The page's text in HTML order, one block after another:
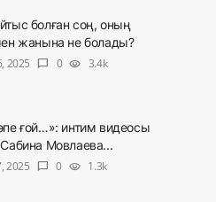
болған соң, оның
жанына не болады?
2025
chat_bubble 0 visibility 3.4k
ғой…»: интим видеосы
Мовлаева...
2025
chat_bubble 0 visibility 1.3k